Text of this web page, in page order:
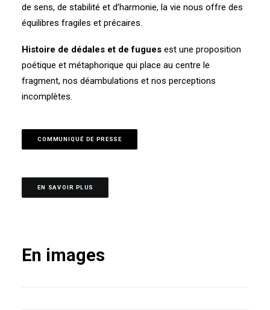
de sens, de stabilité et d’harmonie, la vie nous offre des
équilibres fragiles et précaires.
Histoire de dédales et de fugues est une proposition
poétique et métaphorique qui place au centre le
fragment, nos déambulations et nos perceptions
incomplètes.
COMMUNIQUÉ DE PRESSE
EN SAVOIR PLUS
En images